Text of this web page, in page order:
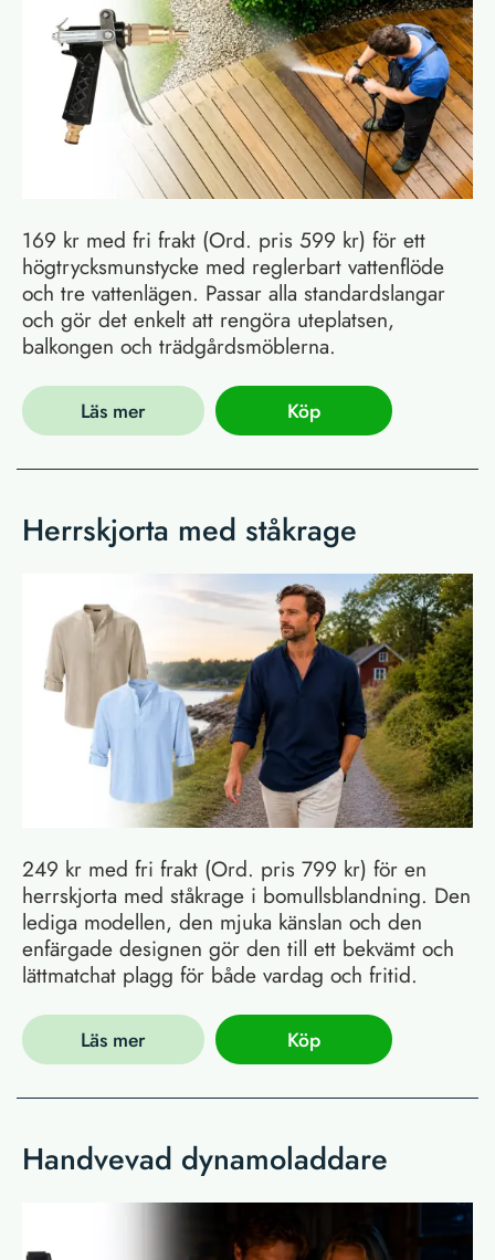
169 kr med fri frakt (Ord. pris 599 kr) för ett
högtrycksmunstycke med reglerbart vattenflöde
och tre vattenlägen. Passar alla standardslangar
och gör det enkelt att rengöra uteplatsen,
balkongen och trädgårdsmöblerna.
Läs mer Köp
Herrskjorta med ståkrage
249 kr med fri frakt (Ord. pris 799 kr) för en
herrskjorta med ståkrage i bomullsblandning. Den
lediga modellen, den mjuka känslan och den
enfärgade designen gör den till ett bekvämt och
lättmatchat plagg för både vardag och fritid.
Läs mer Köp
Handvevad dynamoladdare